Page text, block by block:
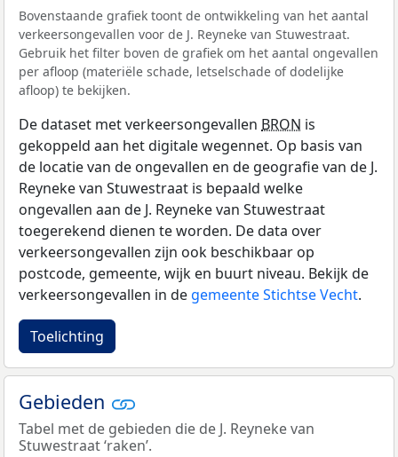
Bovenstaande grafiek toont de ontwikkeling van het aantal
verkeersongevallen voor de J. Reyneke van Stuwestraat.
Gebruik het filter boven de grafiek om het aantal ongevallen
per afloop (materiële schade, letselschade of dodelijke
afloop) te bekijken.
De dataset met verkeersongevallen BRON is
gekoppeld aan het digitale wegennet. Op basis van
de locatie van de ongevallen en de geografie van de J.
Reyneke van Stuwestraat is bepaald welke
ongevallen aan de J. Reyneke van Stuwestraat
toegerekend dienen te worden. De data over
verkeersongevallen zijn ook beschikbaar op
postcode, gemeente, wijk en buurt niveau. Bekijk de
verkeersongevallen in de gemeente Stichtse Vecht.
Toelichting
Gebieden
Tabel met de gebieden die de J. Reyneke van
Stuwestraat ‘raken’.